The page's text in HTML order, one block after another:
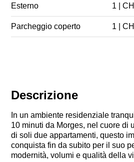
Descrizione
In un ambiente residenziale
10 minuti da Morges, nel cuore di
di soli due appartamenti, questo
conquista fin da subito per il suo
modernità, volumi e qualità della
Esterno 1 |
Parcheggio coperto 1 |